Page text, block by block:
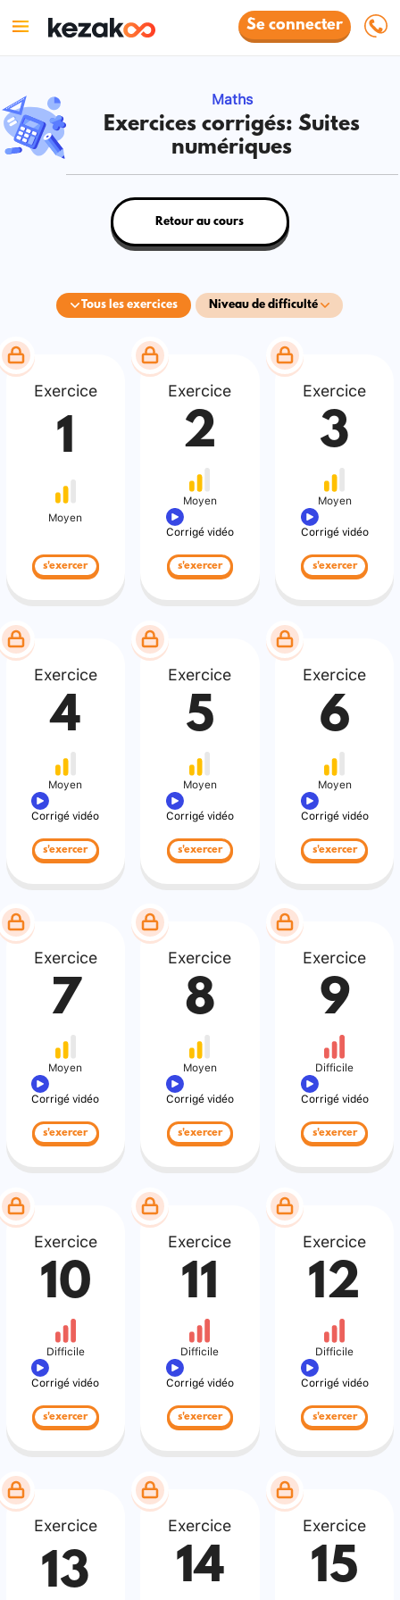
Se connecter
Maths
Exercices corrigés: Suites
numériques
Tous les exercices Niveau de difficulté
Retour au cours
Exercice
1
Moyen
s'exercer
Exercice
2
Moyen
Corrigé vidéo
s'exercer
Exercice
3
Moyen
Corrigé vidéo
s'exercer
Exercice
4
Moyen
Corrigé vidéo
s'exercer
Exercice
5
Moyen
Corrigé vidéo
s'exercer
Exercice
6
Moyen
Corrigé vidéo
s'exercer
Exercice
7
Moyen
Corrigé vidéo
s'exercer
Exercice
8
Moyen
Corrigé vidéo
s'exercer
Exercice
9
Difficile
Corrigé vidéo
s'exercer
Exercice
10
Difficile
Corrigé vidéo
s'exercer
Exercice
11
Difficile
Corrigé vidéo
s'exercer
Exercice
12
Difficile
Corrigé vidéo
s'exercer
Exercice
13
Exercice
14
Exercice
15